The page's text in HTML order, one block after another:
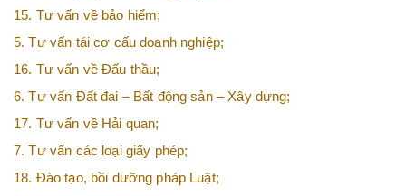
15. Tư vấn về bảo hiểm;
5. Tư vấn tái cơ cấu doanh nghiệp;
16. Tư vấn về Đấu thầu;
6. Tư vấn Đất đai – Bất động sản – Xây dựng;
17. Tư vấn về Hải quan;
7. Tư vấn các loại giấy phép;
18. Đào tạo, bồi dưỡng pháp Luật;